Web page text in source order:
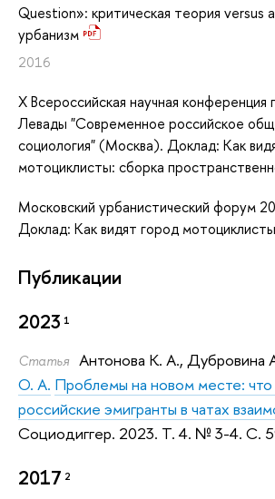
Question»: критическая теория versus
урбанизм
2016
X Всероссийская научная
Левады "Современное российское
социология" (Москва). Доклад: Как
мотоциклисты: сборка
Московский урбанистический форум
Доклад: Как видят город мотоциклисты
Публикации
2023 1
Статья Антонова К. А.,Дубровина
О. А. Проблемы на новом месте:
российские эмигранты в чатах
Социодиггер. 2023. Т. 4. № 3-4. С.
2017 2